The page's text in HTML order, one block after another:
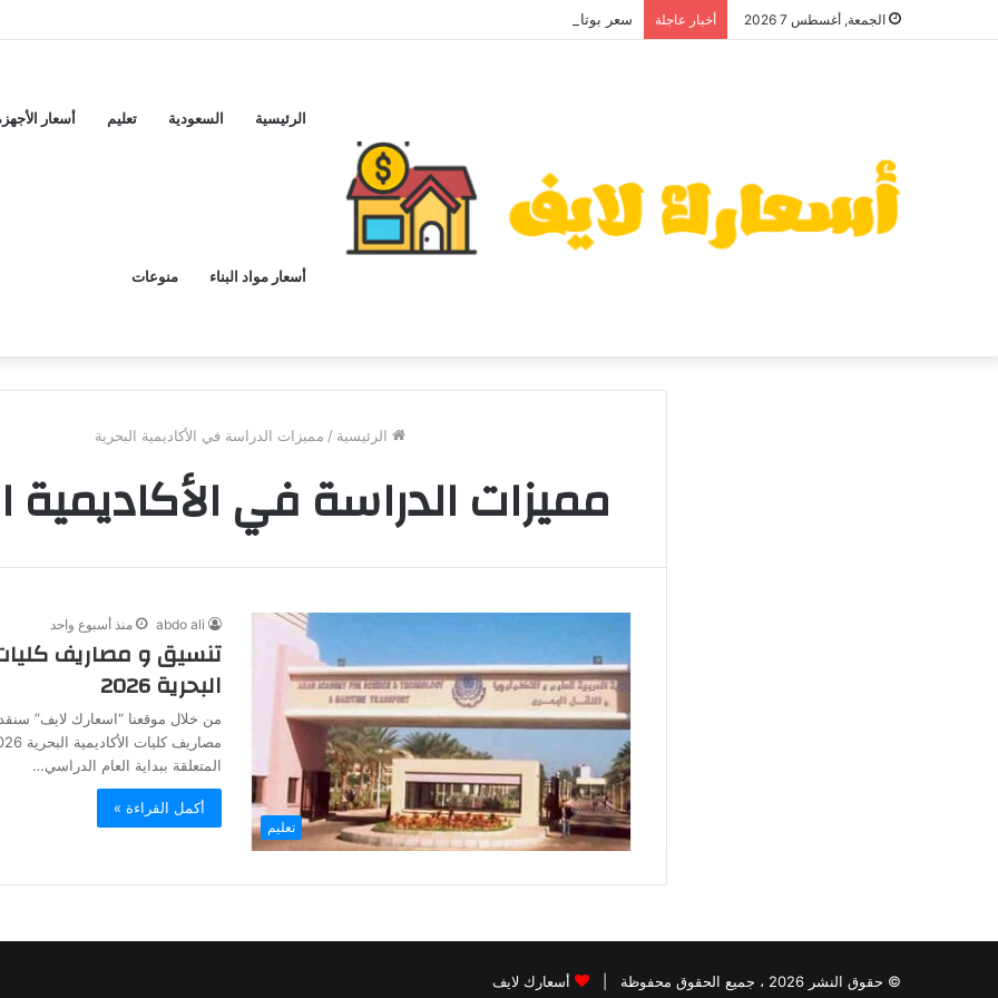
الجمعة, أغسطس 7 2026 أخبار عاجلة سعر بوتاجاز زانوسي كول ماكس اليوم ..و5 عيوب
الرئيسية السعودية تعليم أسعار
أسعار مواد البناء منوعات
الرئيسية / مميزات الدراسة في الأكاديمية البحرية
مميزات الدراسة في الأكاديمية
تعليم
abdo ali منذ أسبوع واحد
تنسيق و مصاريف
البحرية 2026
من خلال موقعنا “اسعارك لايف”
المتعلقة ببداية العام الدراسي…
أكمل القراءة »
© حقوق النشر 2026 ، جميع الحقوق محفوظة | أسعارك لايف